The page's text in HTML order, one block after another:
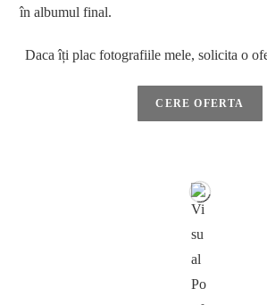
în albumul final.
Daca îți plac fotografiile mele, solicita o
CERE OFERTA